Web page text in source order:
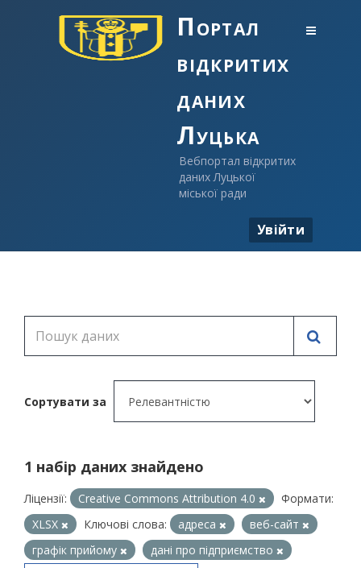
Портал
відкритих
даних
Луцька
Вебпортал відкритих
даних Луцької
міської ради
Увійти
Сортувати за
1 набір даних знайдено
Ліцензії: Creative Commons Attribution 4.0
Формати:
XLSX
Ключові слова: адреса
веб-сайт
графік прийому
дані про підприємство